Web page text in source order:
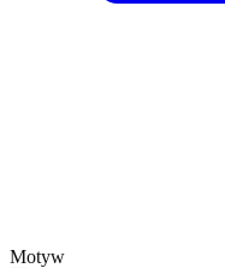
Motyw